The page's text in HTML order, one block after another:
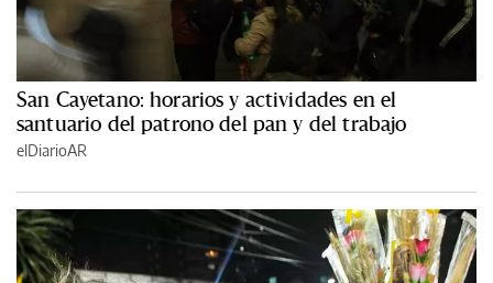
San Cayetano: horarios y actividades en el
santuario del patrono del pan y del trabajo
elDiarioAR